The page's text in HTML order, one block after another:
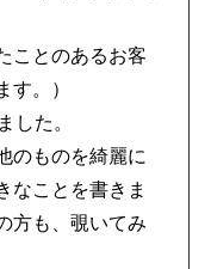
ことのあるお客
す。）
した。
のものを綺麗に
なことを書きま
方も、覗いてみ